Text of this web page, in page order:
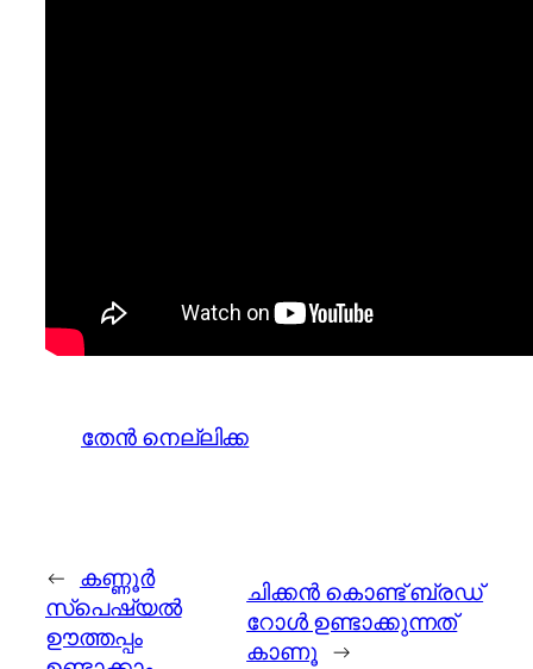
തേന്‍ നെല്ലിക്ക
← കണ്ണൂർ
സ്പെഷ്യൽ
ഊത്തപ്പം
ചിക്കന്‍ കൊണ്ട് ബ്രഡ്
റോള്‍ ഉണ്ടാക്കുന്നത്‌
കാണൂ →